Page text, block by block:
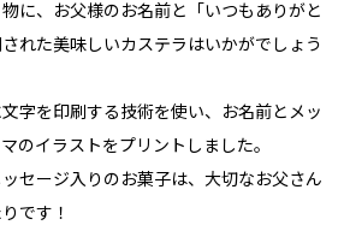
に、お父様のお名前と「いつもありがと
れた美味しいカステラはいかがでしょう
字を印刷する技術を使い、お名前とメッ
のイラストをプリントしました。
セージ入りのお菓子は、大切なお父さん
です！